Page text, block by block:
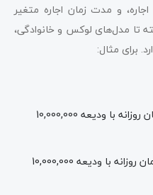
و مدت زمان اجاره متغیر
تا مدل‌های لوکس و خانوادگی،
برای مثال:
: از 1,800,000 تومان روزانه با ودیعه 10,000,000
: از 1,800,000 تومان روزانه با ودیعه 10,000,000